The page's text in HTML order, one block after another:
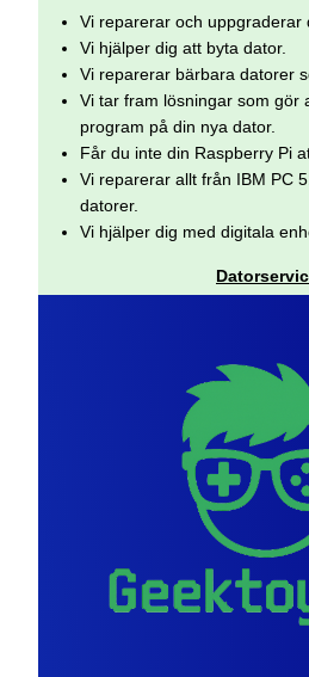
Vi reparerar och uppgraderar
Vi hjälper dig att byta dator.
Vi reparerar bärbara datorer
Vi tar fram lösningar som gör
program på din nya dator.
Får du inte din Raspberry Pi
Vi reparerar allt från IBM PC
datorer.
Vi hjälper dig med digitala